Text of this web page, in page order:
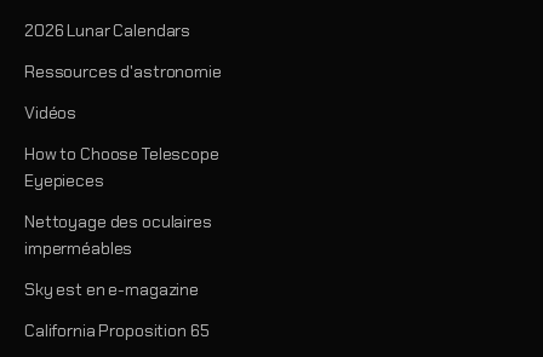
2026 Lunar Calendars
Ressources d'astronomie
Vidéos
How to Choose Telescope
Eyepieces
Nettoyage des oculaires
imperméables
Sky est en e-magazine
California Proposition 65